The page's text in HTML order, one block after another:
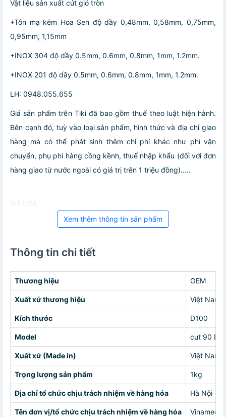
Vật liệu sản xuất cút gió tròn
+Tôn mạ kẽm Hoa Sen độ dầy 0,48mm, 0,58mm, 0,75mm,
0,95mm, 1,15mm
+INOX 304 độ dầy 0.5mm, 0.6mm, 0.8mm, 1mm, 1.2mm.
+INOX 201 độ dầy 0.5mm, 0.6mm, 0.8mm, 1mm, 1.2mm.
LH: 0948.055.655
Giá sản phẩm trên Tiki đã bao gồm thuế theo luật hiện hành.
Bên cạnh đó, tuỳ vào loại sản phẩm, hình thức và địa chỉ giao
hàng mà có thể phát sinh thêm chi phí khác như phí vận
chuyển, phụ phí hàng cồng kềnh, thuế nhập khẩu (đối với đơn
hàng giao từ nước ngoài có giá trị trên 1 triệu đồng).....
Giá USA
Xem thêm thông tin sản phẩm
Thông tin chi tiết
Thương hiệu OEM
Xuất xứ thương hiệu Việt Nam
Kích thước D100
Model cut 90
Xuất xứ (Made in) Việt Nam
Trọng lượng sản phẩm 1kg
Địa chỉ tổ chức chịu trách nhiệm về hàng hóa Hà Nội
Tên đơn vị/tổ chức chịu trách nhiệm về hàng hóa